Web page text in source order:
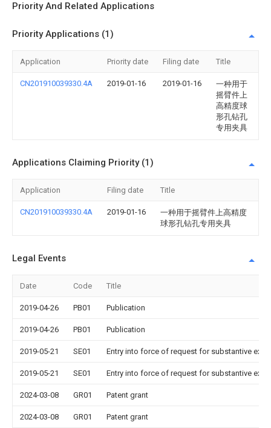
Priority And Related Applications
Priority Applications (1)
Application Priority date Filing date Title
CN201910039330.4A 2019-01-16 2019-01-16
一种用于
摇臂件上
高精度球
形孔钻孔
专用夹具
Applications Claiming Priority (1)
Application Filing date Title
CN201910039330.4A 2019-01-16
一种用于摇臂件上高精度
球形孔钻孔专用夹具
Legal Events
Date Code Title
2019-04-26 PB01 Publication
2019-04-26 PB01 Publication
2019-05-21 SE01 Entry into force of request for substantive
2019-05-21 SE01 Entry into force of request for substantive
2024-03-08 GR01 Patent grant
2024-03-08 GR01 Patent grant